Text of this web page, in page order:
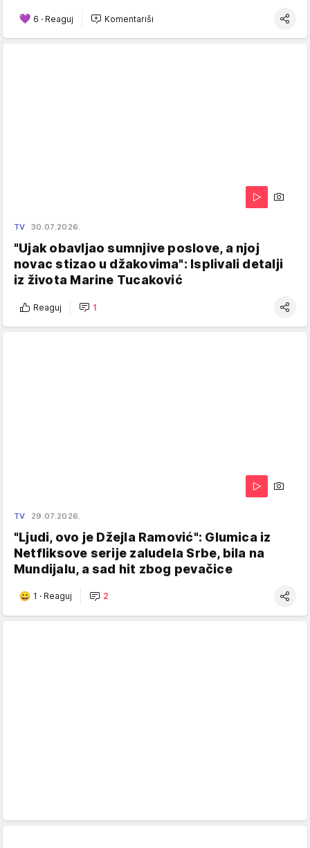
6 · Reaguj Komentariši
TV 30.07.2026.
"Ujak obavljao sumnjive poslove, a njoj
novac stizao u džakovima": Isplivali detalji
iz života Marine Tucaković
Reaguj 1
TV 29.07.2026.
"Ljudi, ovo je Džejla Ramović": Glumica iz
Netfliksove serije zaludela Srbe, bila na
Mundijalu, a sad hit zbog pevačice
1 · Reaguj 2